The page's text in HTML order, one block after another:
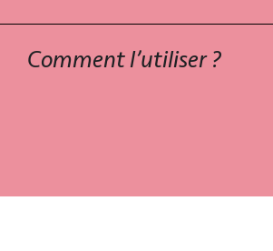
Comment l’utiliser ?